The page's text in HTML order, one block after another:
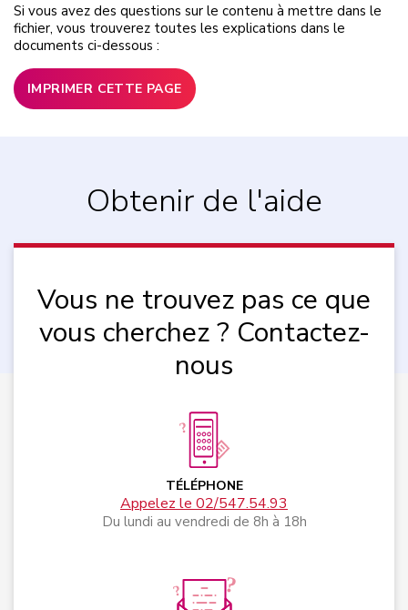
Si vous avez des questions sur le contenu à mettre dans le
fichier, vous trouverez toutes les explications dans le
documents ci-dessous :
IMPRIMER CETTE PAGE
Obtenir de l'aide
Vous ne trouvez pas ce que
vous cherchez ? Contactez-
nous
TÉLÉPHONE
Appelez le 02/547.54.93
Du lundi au vendredi de 8h à 18h